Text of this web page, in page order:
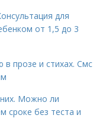
для
от 1,5 до 3
в прозе и стихах. Смс
Можно ли
сроке без теста и